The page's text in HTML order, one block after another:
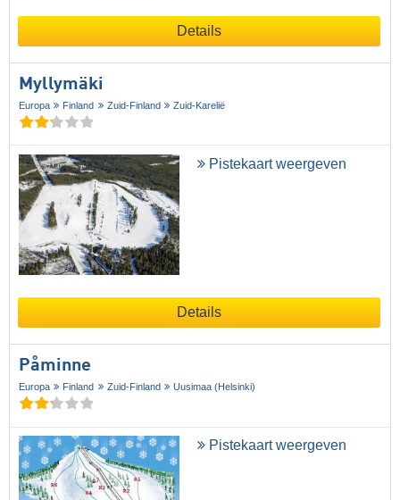
Details
Myllymäki
Europa Finland Zuid-Finland Zuid-Karelië
Pistekaart weergeven
Details
Påminne
Europa Finland Zuid-Finland Uusimaa (Helsinki)
Pistekaart weergeven